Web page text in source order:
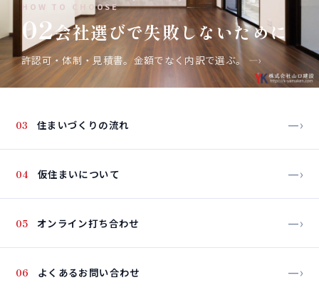
HOW TO CHOOSE
02会社選びで失敗しないために
許認可・体制・見積書。金額でなく内訳で選ぶ。 —›
03 住まいづくりの流れ —›
04 仮住まいについて —›
05 オンライン打ち合わせ —›
06 よくあるお問い合わせ —›